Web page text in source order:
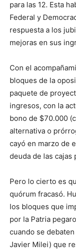
para las 12. Esta
Federal y
respuesta a los
mejoras en sus
Con el
bloques de la
paquete de
ingresos, con la
bono de $70.000
alternativa o
cayó en marzo de
deuda de las cajas
Pero lo cierto es
quórum fracasó.
los bloques que
por la Patria
cuando se
Javier Milei) que